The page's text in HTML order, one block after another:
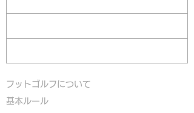
フットゴルフについて
基本ルール